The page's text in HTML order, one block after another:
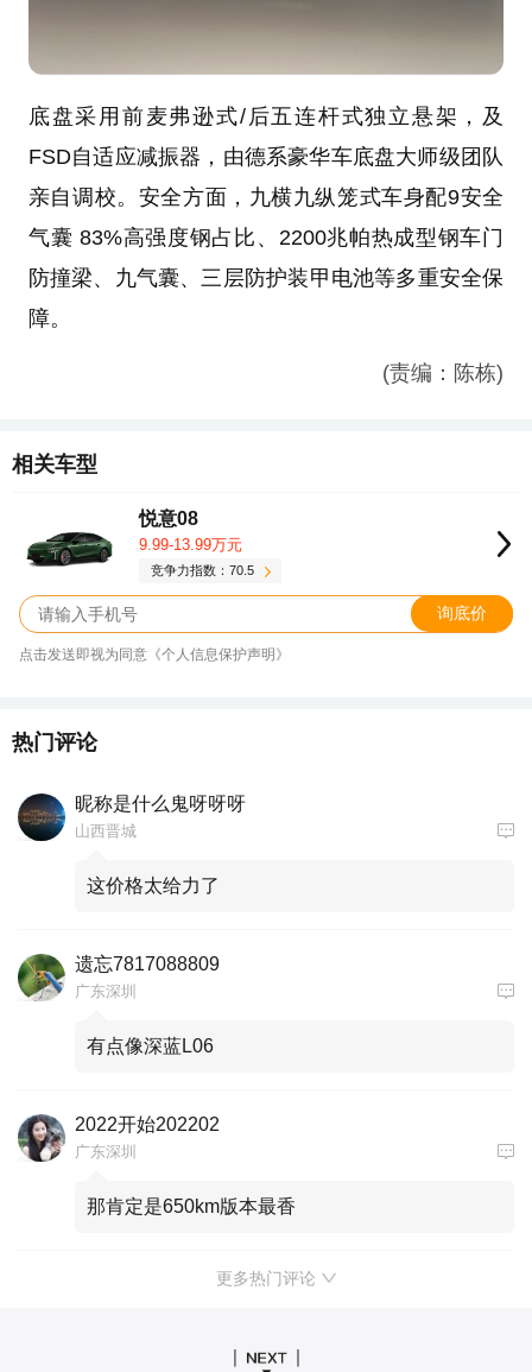
底盘采用前麦弗逊式/后五连杆式独立悬架，及
FSD自适应减振器，由德系豪华车底盘大师级团队
亲自调校。安全方面，九横九纵笼式车身配9安全
气囊 83%高强度钢占比、2200兆帕热成型钢车门
防撞梁、九气囊、三层防护装甲电池等多重安全保
障。
(责编：陈栋)
相关车型
悦意08
9.99-13.99万元
竞争力指数：70.5
询底价
点击发送即视为同意《个人信息保护声明》
热门评论
昵称是什么鬼呀呀呀
山西晋城
这价格太给力了
遗忘7817088809
广东深圳
有点像深蓝L06
2022开始202202
广东深圳
那肯定是650km版本最香
更多热门评论